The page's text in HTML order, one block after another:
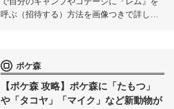
呼ぶ（招待する）方法を画像つきで詳しく
ポケ森
【ポケ森 攻略】ポケ森に「たもつ」
や「タコヤ」「マイク」など新動物が